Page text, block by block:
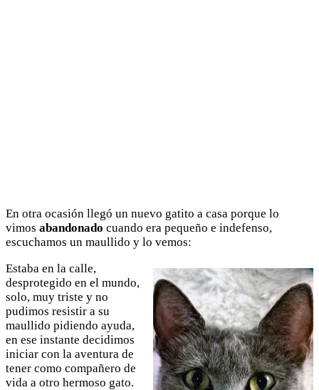
En otra ocasión llegó un nuevo gatito a casa porque lo
vimos abandonado cuando era pequeño e indefenso,
escuchamos un maullido y lo vemos:
Estaba en la calle,
desprotegido en el mundo,
solo, muy triste y no
pudimos resistir a su
maullido pidiendo ayuda,
en ese instante decidimos
iniciar con la aventura de
tener como compañero de
vida a otro hermoso gato.